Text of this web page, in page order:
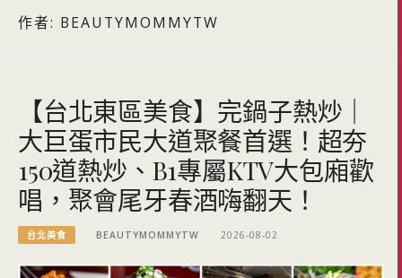
作者: BEAUTYMOMMYTW
【台北東區美食】完鍋子熱炒｜
大巨蛋市民大道聚餐首選！超夯
150道熱炒、B1專屬KTV大包廂歡
唱，聚會尾牙春酒嗨翻天！
台北美食 BEAUTYMOMMYTW 2026-08-02